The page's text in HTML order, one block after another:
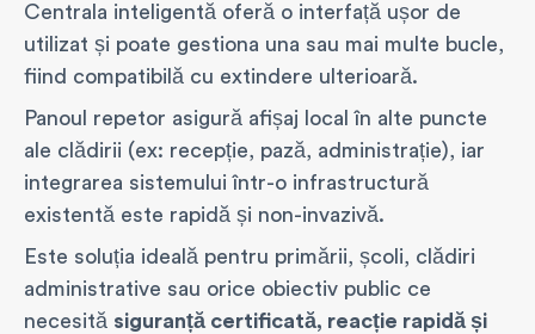
Centrala inteligentă oferă o interfață ușor de
utilizat și poate gestiona una sau mai multe bucle,
fiind compatibilă cu extindere ulterioară.
Panoul repetor asigură afișaj local în alte puncte
ale clădirii (ex: recepție, pază, administrație), iar
integrarea sistemului într-o infrastructură
existentă este rapidă și non-invazivă.
Este soluția ideală pentru primării, școli, clădiri
administrative sau orice obiectiv public ce
necesită siguranță certificată, reacție rapidă și